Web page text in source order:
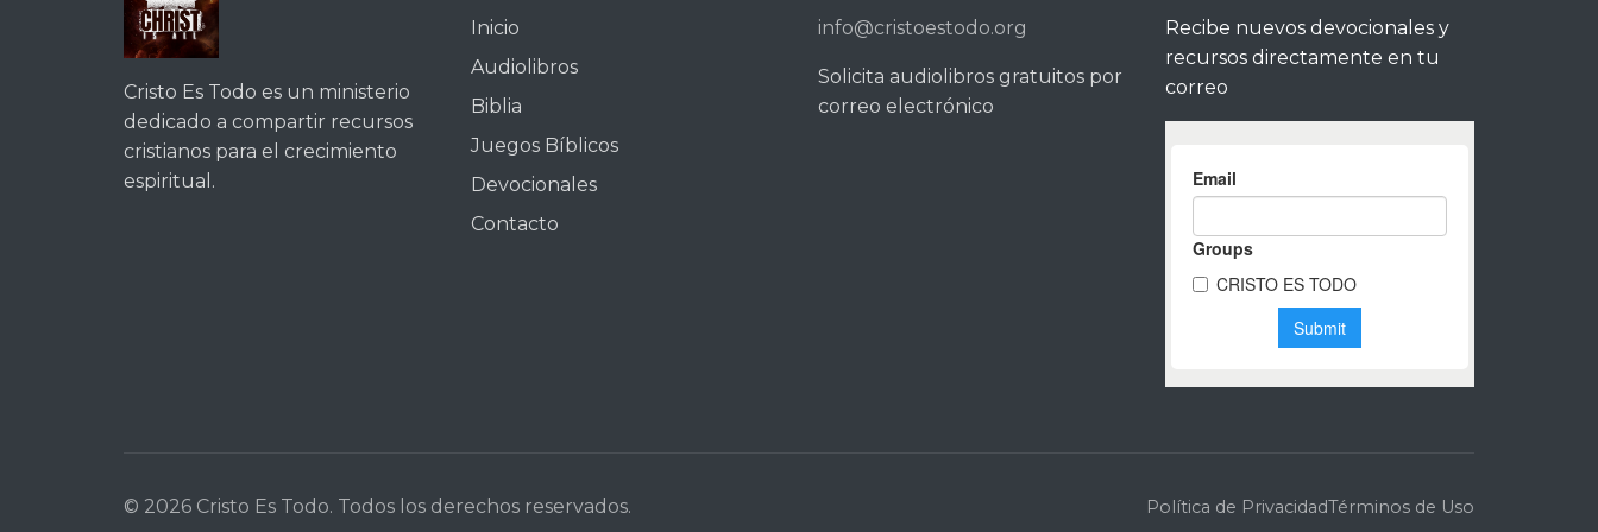
Cristo Es Todo es un ministerio
dedicado a compartir recursos
cristianos para el crecimiento
espiritual.
Inicio
Audiolibros
Biblia
Juegos Bíblicos
Devocionales
Contacto
info@cristoestodo.org
Solicita audiolibros gratuitos por
correo electrónico
Recibe nuevos devocionales y
recursos directamente en tu
correo
© 2026 Cristo Es Todo. Todos los derechos reservados. Política de PrivacidadTérminos de Uso